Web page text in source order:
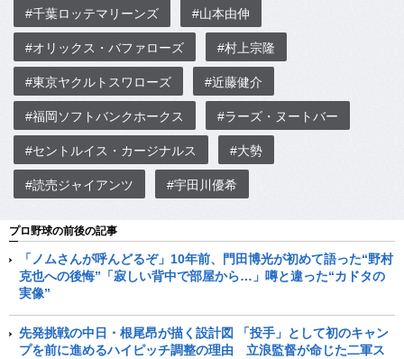
#千葉ロッテマリーンズ #山本由伸
#オリックス・バファローズ #村上宗隆
#東京ヤクルトスワローズ #近藤健介
#福岡ソフトバンクホークス #ラーズ・ヌートバー
#セントルイス・カージナルス #大勢
#読売ジャイアンツ #宇田川優希
プロ野球の前後の記事
「ノムさんが呼んどるぞ」10年前、門田博光が初めて語った“野村
克也への後悔”「寂しい背中で部屋から…」噂と違った“カドタの
実像”
先発挑戦の中日・根尾昂が描く設計図 「投手」として初のキャン
プを前に進めるハイピッチ調整の理由 立浪監督が命じた二軍ス